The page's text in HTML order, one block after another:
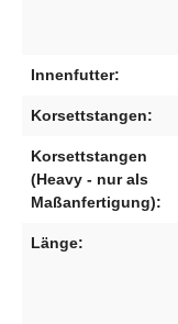
Innenfutter:
Korsettstangen:
Korsettstangen
(Heavy - nur als
Maßanfertigung):
Länge: